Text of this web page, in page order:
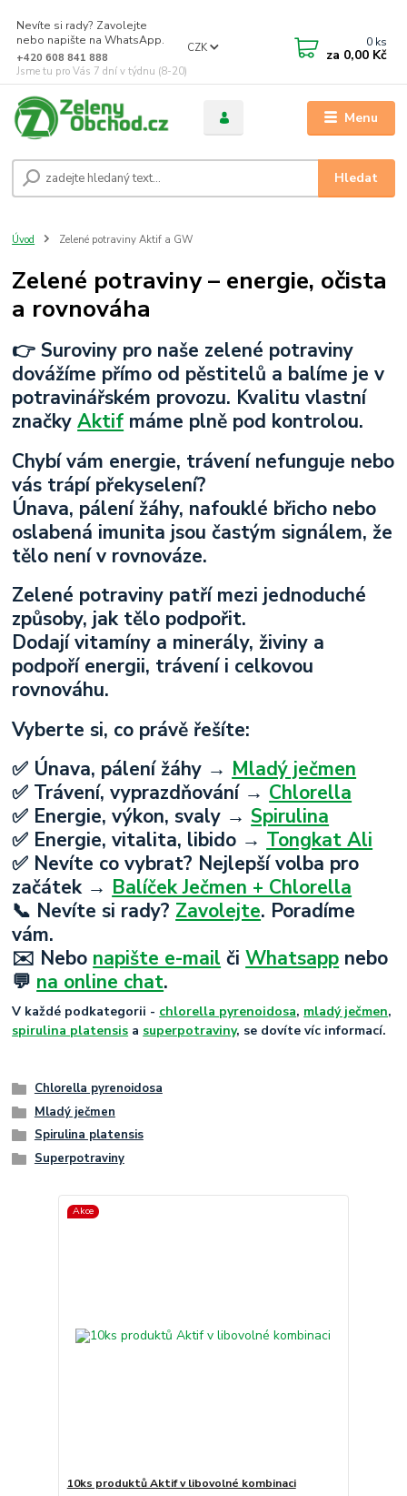
Menu
CZK
Hledat
Nevíte si rady? Zavolejte
nebo napište na WhatsApp.
+420 608 841 888
Jsme tu pro Vás 7 dní v týdnu (8-20)
0 ks
za 0,00 Kč
Úvod Zelené potraviny Aktif a GW
Zelené potraviny – energie, očista
a rovnováha
👉 Suroviny pro naše zelené potraviny
dovážíme přímo od pěstitelů a balíme je v
potravinářském provozu. Kvalitu vlastní
značkyAktif máme plně pod kontrolou.
Chybí vám energie, trávení nefunguje nebo
vás trápí překyselení?
Únava, pálení žáhy, nafouklé břicho nebo
oslabená imunita jsou častým signálem, že
tělo není v rovnováze.
Zelené potraviny patří mezi jednoduché
způsoby, jak tělo podpořit.
Dodají vitamíny a minerály, živiny a
podpoří energii, trávení i celkovou
rovnováhu.
Vyberte si, co právě řešíte:
✅ Únava, pálení žáhy → Mladý ječmen
✅ Trávení, vyprazdňování → Chlorella
✅ Energie, výkon, svaly →Spirulina
✅ Energie, vitalita, libido → Tongkat Ali
✅ Nevíte co vybrat? Nejlepší volba pro
začátek → Balíček Ječmen + Chlorella
📞 Nevíte si rady? Zavolejte. Poradíme
vám.
✉️ Nebo napište e-mail čiWhatsapp nebo
💬 na online chat.
V každé podkategorii - chlorella pyrenoidosa, mladý ječmen,
spirulina platensis a superpotraviny, se dovíte víc informací.
Chlorella pyrenoidosa
Mladý ječmen
Spirulina platensis
Superpotraviny
Akce
10ks produktů Aktif v libovolné kombinaci